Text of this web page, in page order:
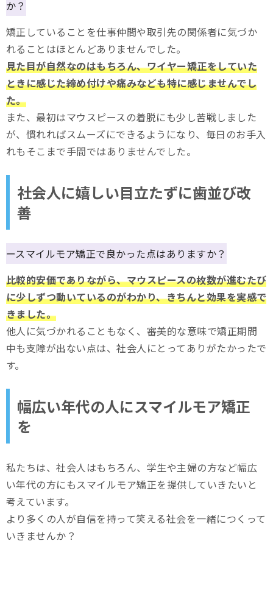
か？
矯正していることを仕事仲間や取引先の関係者に気づか
れることはほとんどありませんでした。
見た目が自然なのはもちろん、ワイヤー矯正をしていた
ときに感じた締め付けや痛みなども特に感じませんでし
た。
また、最初はマウスピースの着脱にも少し苦戦しました
が、慣れればスムーズにできるようになり、毎日のお手入
れもそこまで手間ではありませんでした。
社会人に嬉しい目立たずに歯並び改
善
ースマイルモア矯正で良かった点はありますか？
比較的安価でありながら、マウスピースの枚数が進むたび
に少しずつ動いているのがわかり、きちんと効果を実感で
きました。
他人に気づかれることもなく、審美的な意味で矯正期間
中も支障が出ない点は、社会人にとってありがたかったで
す。
幅広い年代の人にスマイルモア矯正
を
私たちは、社会人はもちろん、学生や主婦の方など幅広
い年代の方にもスマイルモア矯正を提供していきたいと
考えています。
より多くの人が自信を持って笑える社会を一緒につくって
いきませんか？